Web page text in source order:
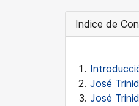
Indice de
José
José